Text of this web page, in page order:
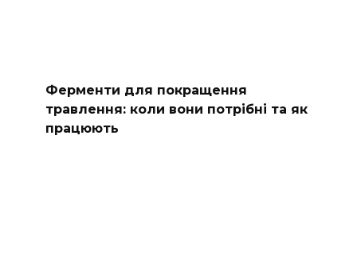
Ферменти для покращення
травлення: коли вони потрібні та як
працюють